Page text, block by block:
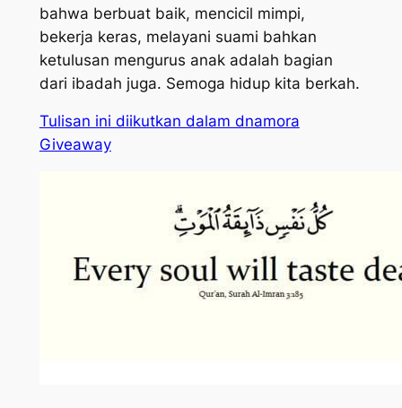
bahwa berbuat baik, mencicil mimpi,
bekerja keras, melayani suami bahkan
ketulusan mengurus anak adalah bagian
dari ibadah juga. Semoga hidup kita berkah.
Tulisan ini diikutkan dalam dnamora
Giveaway